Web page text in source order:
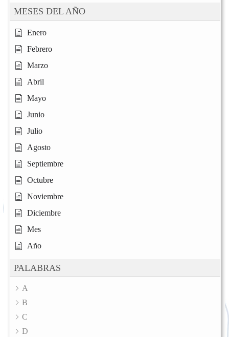
MESES DEL AÑO
Enero
Febrero
Marzo
Abril
Mayo
Junio
Julio
Agosto
Septiembre
Octubre
Noviembre
Diciembre
Mes
Año
PALABRAS
A
B
C
D